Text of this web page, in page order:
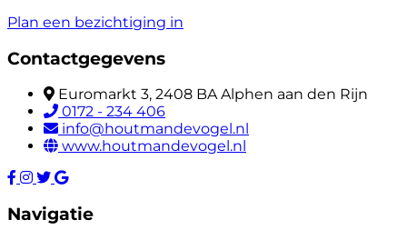
Plan een bezichtiging in
Contactgegevens
Euromarkt 3, 2408 BA Alphen aan den Rijn
0172 - 234 406
info@houtmandevogel.nl
www.houtmandevogel.nl
Navigatie